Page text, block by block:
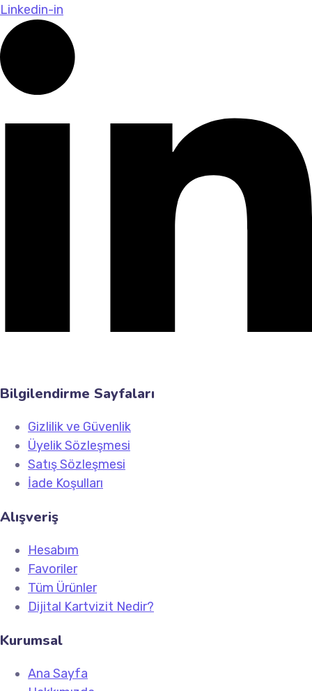
Linkedin-in
Bilgilendirme Sayfaları
Gizlilik ve Güvenlik
Üyelik Sözleşmesi
Satış Sözleşmesi
İade Koşulları
Alışveriş
Hesabım
Favoriler
Tüm Ürünler
Dijital Kartvizit Nedir?
Kurumsal
Ana Sayfa